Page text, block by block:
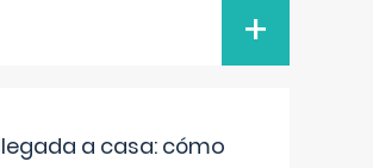
+
a casa: cómo